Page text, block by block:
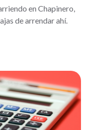
en Chapinero,
de arrendar ahí.